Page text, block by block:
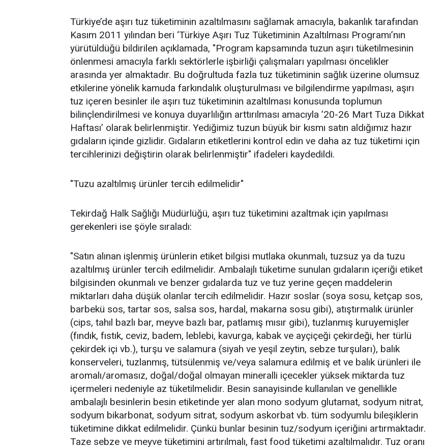
Türkiye’de aşırı tuz tüketiminin azaltılmasını sağlamak amacıyla, bakanlık tarafından
Kasım 2011 yılından beri ‘Türkiye Aşırı Tuz Tüketiminin Azaltılması Programı’nın
yürütüldüğü bildirilen açıklamada, "Program kapsamında tuzun aşırı tüketilmesinin
önlenmesi amacıyla farklı sektörlerle işbirliği çalışmaları yapılması öncelikler
arasında yer almaktadır. Bu doğrultuda fazla tuz tüketiminin sağlık üzerine olumsuz
etkilerine yönelik kamuda farkındalık oluşturulması ve bilgilendirme yapılması, aşırı
tuz içeren besinler ile aşırı tuz tüketiminin azaltılması konusunda toplumun
bilinçlendirilmesi ve konuya duyarlılığın arttırılması amacıyla ’20-26 Mart Tuza Dikkat
Haftası’ olarak belirlenmiştir. Yediğimiz tuzun büyük bir kısmı satın aldığımız hazır
gıdaların içinde gizlidir. Gıdaların etiketlerini kontrol edin ve daha az tuz tüketimi için
tercihlerinizi değiştirin olarak belirlenmiştir" ifadeleri kaydedildi.
"Tuzu azaltılmış ürünler tercih edilmelidir"
Tekirdağ Halk Sağlığı Müdürlüğü, aşırı tuz tüketimini azaltmak için yapılması
gerekenleri ise şöyle sıraladı:
"Satın alınan işlenmiş ürünlerin etiket bilgisi mutlaka okunmalı, tuzsuz ya da tuzu
azaltılmış ürünler tercih edilmelidir. Ambalajlı tüketime sunulan gıdaların içeriği etiket
bilgisinden okunmalı ve benzer gıdalarda tuz ve tuz yerine geçen maddelerin
miktarları daha düşük olanlar tercih edilmelidir. Hazır soslar (soya sosu, ketçap sos,
barbekü sos, tartar sos, salsa sos, hardal, makarna sosu gibi), atıştırmalık ürünler
(cips, tahıl bazlı bar, meyve bazlı bar, patlamış mısır gibi), tuzlanmış kuruyemişler
(fındık, fıstık, ceviz, badem, leblebi, kavurga, kabak ve ayçiçeği çekirdeği, her türlü
çekirdek içi vb.), turşu ve salamura (siyah ve yeşil zeytin, sebze turşuları), balık
konserveleri, tuzlanmış, tütsülenmiş ve/veya salamura edilmiş et ve balık ürünleri ile
aromalı/aromasız, doğal/doğal olmayan mineralli içecekler yüksek miktarda tuz
içermeleri nedeniyle az tüketilmelidir. Besin sanayisinde kullanılan ve genellikle
ambalajlı besinlerin besin etiketinde yer alan mono sodyum glutamat, sodyum nitrat,
sodyum bikarbonat, sodyum sitrat, sodyum askorbat vb. tüm sodyumlu bileşiklerin
tüketimine dikkat edilmelidir. Çünkü bunlar besinin tuz/sodyum içeriğini artırmaktadır.
Taze sebze ve meyve tüketimini artırılmalı, fast food tüketimi azaltılmalıdır. Tuz oranı